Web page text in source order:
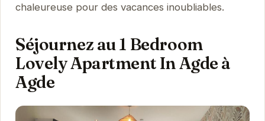
chaleureuse pour des vacances inoubliables.
Séjournez au 1 Bedroom
Lovely Apartment In Agde à
Agde